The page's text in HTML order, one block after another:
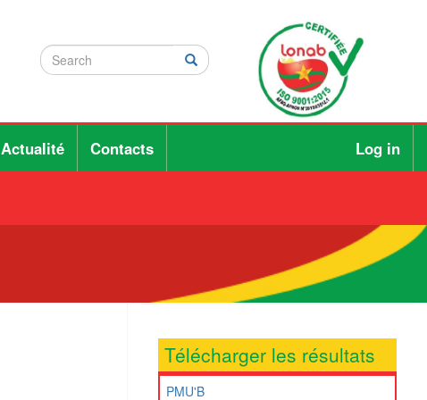
Rechercher
Search Search
Actualité Contacts Log in
Télécharger les résultats
PMU'B